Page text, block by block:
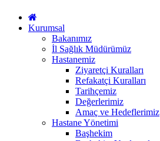
Kurumsal
Bakanımız
İl Sağlık Müdürümüz
Hastanemiz
Ziyaretçi Kuralları
Refakatçi Kuralları
Tarihçemiz
Değerlerimiz
Amaç ve Hedeflerimiz
Hastane Yönetimi
Başhekim